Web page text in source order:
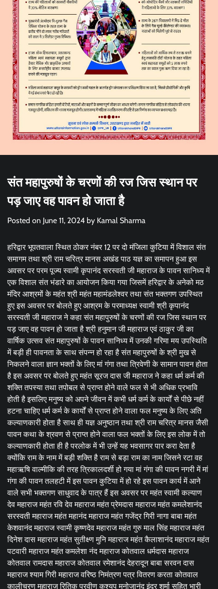
संत महापुरुषों के चरणों की रज जिस स्थान पर
पड़ जाए वह पावन हो जाता है
Posted on June 11, 2024 by Kamal Sharma
हरिद्वार भूपतवाला स्थित ठोकर नंबर 12 पर दो मंजिला कुटिया में विशाल संत
समागम तथा श्री राम चरित्र मानस अखंड पाठ यज्ञ का समापन हुआ इस
अवसर पर परम पूज्य स्वामी कृपानंद सरस्वती जी महाराज के पावन सानिध्य में
एक विशाल संत भंडारे का आयोजन किया गया जिसमें हरिद्वार के अनेको मठ
मंदिर आश्रमों के महंत श्री महंत महामंडलेश्वर तथा संत भक्तगण उपस्थित
हुए इस अवसर पर बोलते हुए आश्रम के परमाध्यक्ष स्वामी श्री कृपानंद
सरस्वती जी महाराज ने कहा संत महापुरुषों के चरणों की रज जिस स्थान पर
पड़ जाए वह पावन हो जाता है श्री हनुमान जी महाराज एवं ठाकुर जी का
वार्षिक उत्सव संत महापुरुषों के पावन सानिध्य में उनकी गरिमा मय उपस्थिति
में बड़ी ही पावनता के साथ संपन्न हो रहा है संत महापुरुषों के श्री मुख से
निकलने वाला ज्ञान भक्तों के लिए मां गंगा तथा त्रिवेणी के सामान पावन होता
है इस अवसर पर बोलते हुए महंत सूरज दास जी महाराज ने कहा धर्म कर्म की
शक्ति तपस्या तथा तपोबल से प्राप्त होने वाले फल से भी अधिक प्रभावि
होती है इसलिए मनुष्य को अपने जीवन में कभी धर्म कर्म के कार्यों से पीछे नहीं
हटना चाहिए धर्म कर्म के कार्यों से प्राप्त होने वाला फल मनुष्य के लिए अति
कल्याणकारी होता है साथ ही यज्ञ अनुष्ठान तथा श्री राम चरित्र मानस जैसी
पावन कथा के श्रवण से प्राप्त होने वाला फल भक्तों के लिए इस लोक में तो
कल्याणकारी होता ही है परलोक में भी उन्हें यह भवसागर पार करा देता है
क्योंकि राम के नाम में बड़ी शक्ति है राम से बड़ा राम का नाम जिसने रटा वह
महाऋषि वाल्मीकि की तरह त्रिकालदर्शी हो गया मां गंगा की पावन नगरी में मां
गंगा की पावन तलहटी में इस पावन कुटिया में हो रहे इस पावन कार्य में आने
वाले सभी भक्तगण साधुवाद के पात्र हैं इस अवसर पर महंत स्वामी कल्याण
देव महाराज महंत रवि देव महाराज महंत प्रेमदास महाराज महंत कमलेशानंद
सरस्वती महाराज महंत महानंद महाराज महंत गजेंद्र गिरी नागा बाबा महंत
केशवानंद महाराज स्वामी कृष्णदेव महाराज महंत गुरु माल सिंह महाराज महंत
दिनेश दास महाराज महंत सुतीक्ष्ण मुनि महाराज महंत कैलाशानंद महाराज महंत
पटवारी महाराज महंत कमलेशा नंद महाराज कोतवाल धर्मदास महाराज
कोतवाल रामदास महाराज कोतवाल रमेशानंद देहरादून बाबा सरवन दास
महाराज श्याम गिरी महाराज वरिष्ठ निमंत्रण पत्र वितरण करता कोतवाल
कालीचरण महाराज रितिक प्रवीण कश्यप मनोजानंद इंदर शर्मा सहित भारी